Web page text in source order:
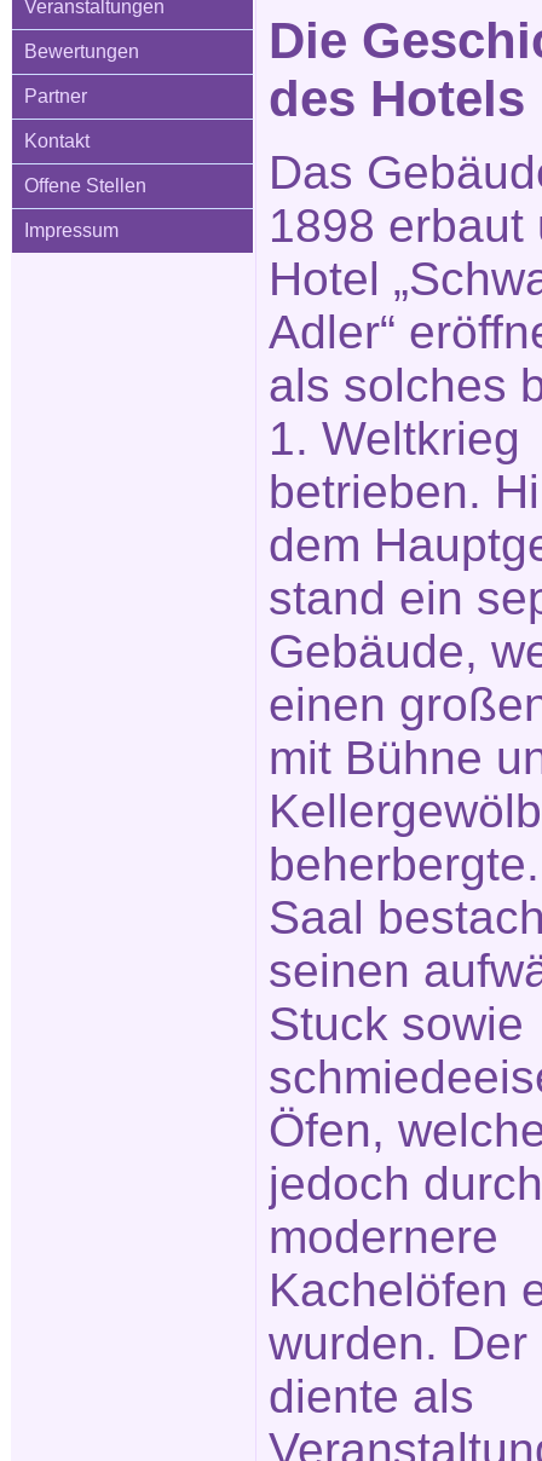
Veranstaltungen
Bewertungen
Partner
Kontakt
Offene Stellen
Impressum
Die
des Hotels
Das
1898 erbaut
Hotel
Adler“
als solches
1. Weltkrieg
betrieben.
dem
stand ein
Gebäude,
einen
mit Bühne
Saal
seinen
Stuck sowie
Öfen,
jedoch durch
modernere
Kachelöfen
wurden. Der
diente als